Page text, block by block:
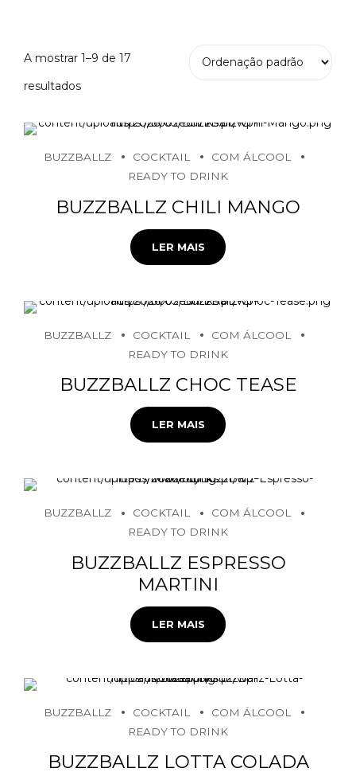
A mostrar 1–9 de 17
resultados
BUZZBALLZ COCKTAIL
COM ÁLCOOL
READY TO DRINK
BUZZBALLZ CHILI MANGO
LER MAIS
BUZZBALLZ COCKTAIL
COM ÁLCOOL
READY TO DRINK
BUZZBALLZ CHOC TEASE
LER MAIS
BUZZBALLZ COCKTAIL
COM ÁLCOOL
READY TO DRINK
BUZZBALLZ ESPRESSO
MARTINI
LER MAIS
BUZZBALLZ COCKTAIL
COM ÁLCOOL
READY TO DRINK
BUZZBALLZ LOTTA COLADA